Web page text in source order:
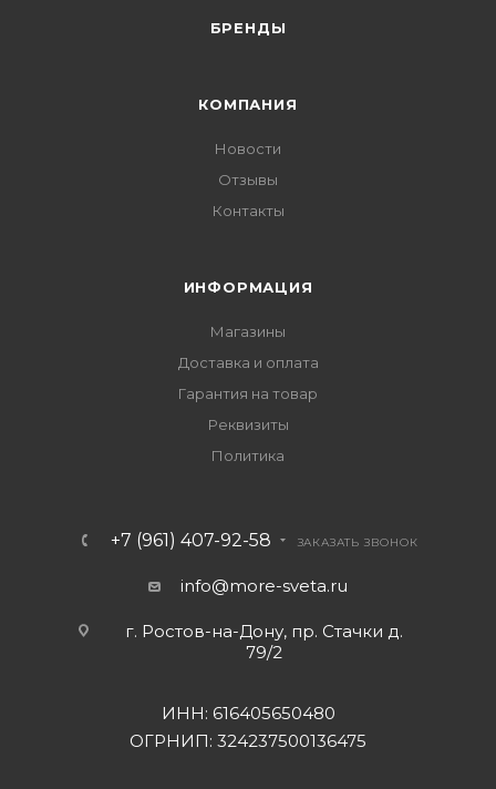
БРЕНДЫ
КОМПАНИЯ
Новости
Отзывы
Контакты
ИНФОРМАЦИЯ
Магазины
Доставка и оплата
Гарантия на товар
Реквизиты
Политика
+7 (961) 407-92-58 ЗАКАЗАТЬ ЗВОНОК
info@more-sveta.ru
г. Ростов-на-Дону, пр. Стачки д.
79/2
ИНН: 616405650480
ОГРНИП: 324237500136475